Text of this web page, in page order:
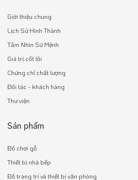
Giới thiệu chung
Lịch Sử Hình Thành
Tầm Nhìn Sứ Mệnh
Giá trị cốt lõi
Chứng chỉ chất lượng
Đối tác - khách hàng
Thư viện
Sản phẩm
Đồ chơi gỗ
Thiết bị nhà bếp
Đồ trang trí và thiết bị văn phòng